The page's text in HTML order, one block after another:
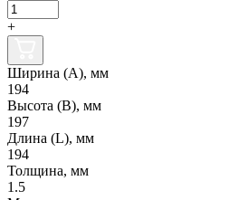
+
Ширина (А), мм
194
Высота (В), мм
197
Длина (L), мм
194
Толщина, мм
1.5